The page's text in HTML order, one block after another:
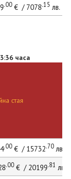
.00€ / 7078.15 лв.
часа
стая
.00€ / 15732.70лв.
.00€ / 20199.81 лв.